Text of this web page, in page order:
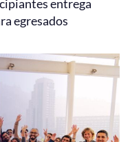
entrega
egresados